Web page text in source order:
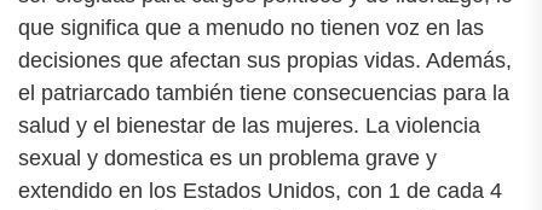
que significa que a menudo no tienen voz en las
decisiones que afectan sus propias vidas. Además,
el patriarcado también tiene consecuencias para la
salud y el bienestar de las mujeres. La violencia
sexual y domestica es un problema grave y
extendido en los Estados Unidos, con 1 de cada 4